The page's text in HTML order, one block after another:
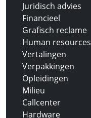
Juridisch advies
Financieel
Grafisch reclame
Human resources
Vertalingen
Verpakkingen
Opleidingen
Milieu
Callcenter
Hardware